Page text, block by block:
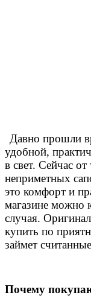
Давно прошли
удобной,
в свет. Сейчас
неприметных
это комфорт и
магазине можно
случая.
купить по
займет
Почему